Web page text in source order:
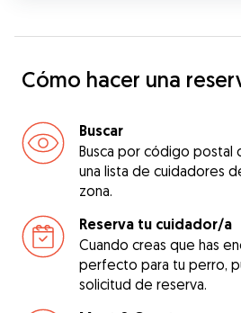
Cómo hacer una
Buscar
Busca por código postal
una lista de cuidadores
zona.
Reserva tu cuidador/a
Cuando creas que has
perfecto para tu perro,
solicitud de reserva.